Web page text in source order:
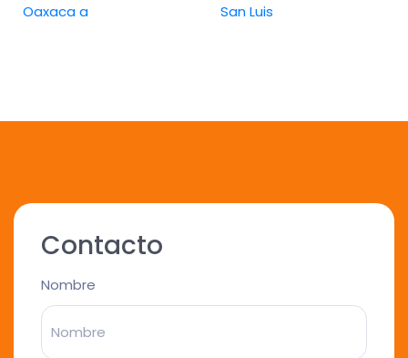
Oaxaca a
San Luis
Contacto
Nombre